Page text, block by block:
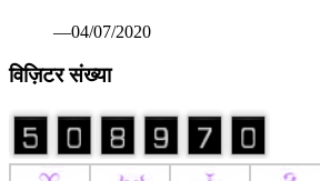
—04/07/2020
विज़िटर संख्या